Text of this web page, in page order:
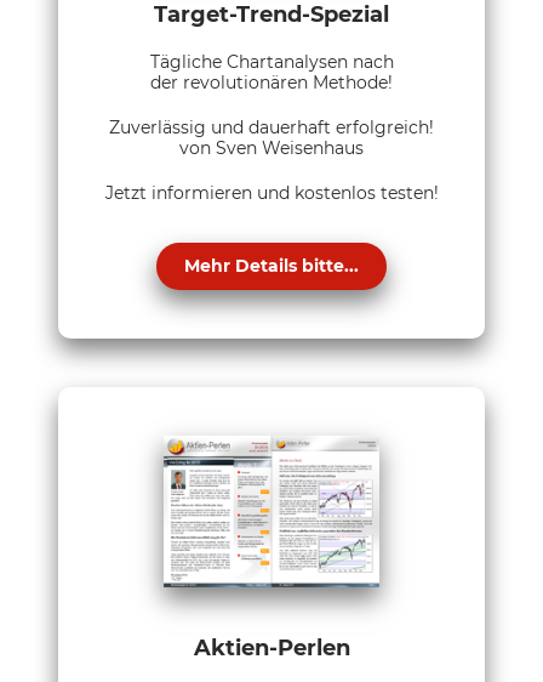
Target-Trend-Spezial
Tägliche Chartanalysen nach
der revolutionären Methode!
Zuverlässig und dauerhaft erfolgreich!
von Sven Weisenhaus
Jetzt informieren und kostenlos testen!
Mehr Details bitte...
Aktien-Perlen